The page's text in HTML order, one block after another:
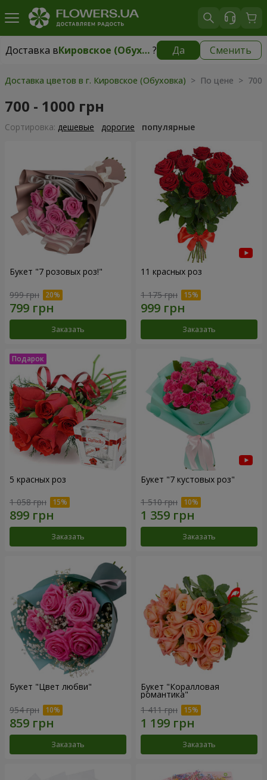
Доставка в Кировское (Обуховка) ? Да Сменить
Доставка вКировское (Обуховка) бесплатно
Доставка цветов в г. Кировское (Обуховка) > По цене > 700 -
700 - 1000 грн
Cортировка: дешевые дорогие популярные
Букет "7 розовых роз!"
999 грн
Заказать
11 красных роз
1 175 грн
Заказать
5 красных роз
1 058 грн
Заказать
Букет "7 кустовых роз"
1 510 грн
Заказать
Букет "Цвет любви"
954 грн
Заказать
Букет "Коралловая
романтика"
1 411 грн
Заказать